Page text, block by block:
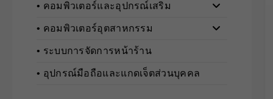
• คอมพิวเตอร์และอุปกรณ์เสริม
• คอมพิวเตอร์อุตสาหกรรม
• ระบบการจัดการหน้าร้าน
• อุปกรณ์มือถือและแกดเจ็ตส่วนบุคคล